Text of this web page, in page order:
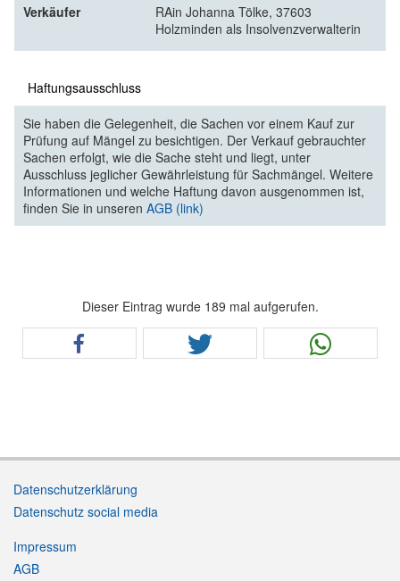
Verkäufer
RAin Johanna Tölke, 37603
Holzminden als Insolvenzverwalterin
Haftungsausschluss
Sie haben die Gelegenheit, die Sachen vor einem Kauf zur
Prüfung auf Mängel zu besichtigen. Der Verkauf gebrauchter
Sachen erfolgt, wie die Sache steht und liegt, unter
Ausschluss jeglicher Gewährleistung für Sachmängel. Weitere
Informationen und welche Haftung davon ausgenommen ist,
finden Sie in unseren AGB (link)
Dieser Eintrag wurde 189 mal aufgerufen.
Datenschutzerklärung
Datenschutz social media
Impressum
AGB